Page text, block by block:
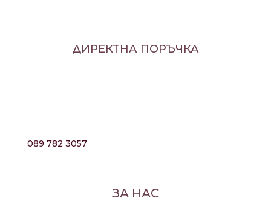
ДИРЕКТНА ПОРЪЧКА
089 782 3057
ЗА НАС